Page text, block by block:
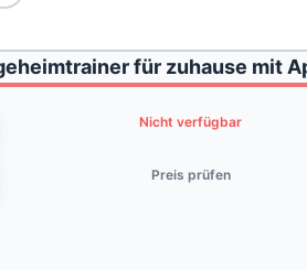
Nicht verfügbar
Preis prüfen